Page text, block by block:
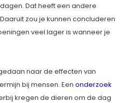
Dat heeft een andere
zou je kunnen concluderen
veel lager is wanneer je
naar de effecten van
bij mensen. Eenonderzoek
kregen de dieren om de dag